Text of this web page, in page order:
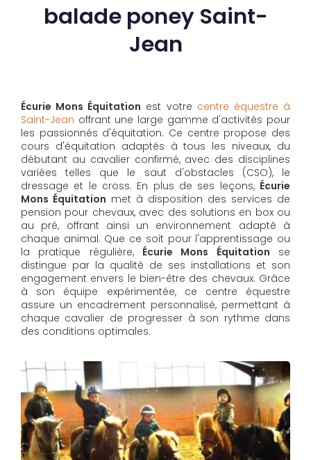
balade poney Saint-
Jean
Écurie Mons Équitation est votre centre équestre à
Saint-Jean offrant une large gamme d'activités pour
les passionnés d'équitation. Ce centre propose des
cours d'équitation adaptés à tous les niveaux, du
débutant au cavalier confirmé, avec des disciplines
variées telles que le saut d'obstacles (CSO), le
dressage et le cross. En plus de ses leçons, Écurie
Mons Équitation met à disposition des services de
pension pour chevaux, avec des solutions en box ou
au pré, offrant ainsi un environnement adapté à
chaque animal. Que ce soit pour l'apprentissage ou
la pratique régulière, Écurie Mons Équitation se
distingue par la qualité de ses installations et son
engagement envers le bien-être des chevaux. Grâce
à son équipe expérimentée, ce centre équestre
assure un encadrement personnalisé, permettant à
chaque cavalier de progresser à son rythme dans
des conditions optimales.